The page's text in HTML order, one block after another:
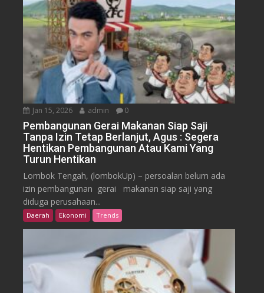
Jan 15, 2026 admin 0
Pembangunan Gerai Makanan Siap Saji
Tanpa Izin Tetap Berlanjut, Agus : Segera
Hentikan Pembangunan Atau Kami Yang
Turun Hentikan
Lombok Tengah, (lombokUp) – persoalan belum ada
izin pembangunan gerai makanan siap saji yang
diduga perusahaan...
Daerah Ekonomi Trends